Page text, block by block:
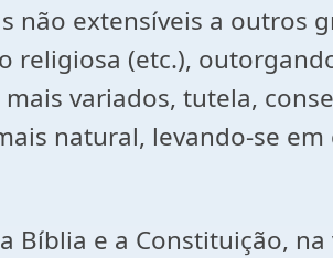
não extensíveis a outros
(etc.),
variados, tutela,
natural, levando-se
e a Constituição,